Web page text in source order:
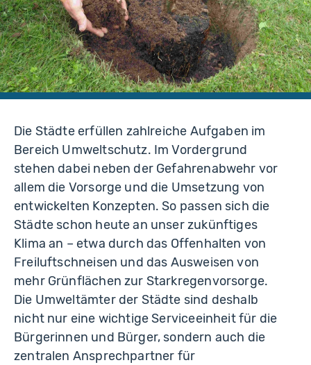
Die Städte erfüllen zahlreiche Aufgaben im
Bereich Umweltschutz. Im Vordergrund
stehen dabei neben der Gefahrenabwehr vor
allem die Vorsorge und die Umsetzung von
entwickelten Konzepten. So passen sich die
Städte schon heute an unser zukünftiges
Klima an – etwa durch das Offenhalten von
Freiluftschneisen und das Ausweisen von
mehr Grünflächen zur Starkregenvorsorge.
Die Umweltämter der Städte sind deshalb
nicht nur eine wichtige Serviceeinheit für die
Bürgerinnen und Bürger, sondern auch die
zentralen Ansprechpartner für